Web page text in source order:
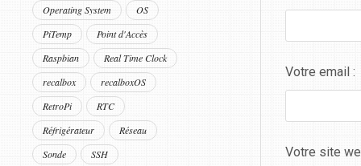
Votre email :
Votre site
Operating System
OS
PiTemp
Point d'Accès
Raspbian
Real Time Clock
recalbox
recalboxOS
RetroPi
RTC
Réfrigérateur
Réseau
Sonde
SSH